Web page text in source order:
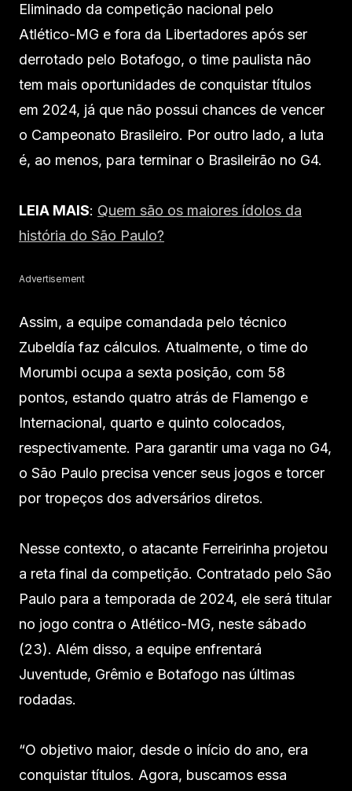
Eliminado da competição nacional pelo
Atlético-MG e fora da Libertadores após ser
derrotado pelo Botafogo, o time paulista não
tem mais oportunidades de conquistar títulos
em 2024, já que não possui chances de vencer
o Campeonato Brasileiro. Por outro lado, a luta
é, ao menos, para terminar o Brasileirão no G4.
LEIA MAIS: Quem são os maiores ídolos da
história do São Paulo?
Advertisement
Assim, a equipe comandada pelo técnico
Zubeldía faz cálculos. Atualmente, o time do
Morumbi ocupa a sexta posição, com 58
pontos, estando quatro atrás de Flamengo e
Internacional, quarto e quinto colocados,
respectivamente. Para garantir uma vaga no G4,
o São Paulo precisa vencer seus jogos e torcer
por tropeços dos adversários diretos.
Nesse contexto, o atacante Ferreirinha projetou
a reta final da competição. Contratado pelo São
Paulo para a temporada de 2024, ele será titular
no jogo contra o Atlético-MG, neste sábado
(23). Além disso, a equipe enfrentará
Juventude, Grêmio e Botafogo nas últimas
rodadas.
“O objetivo maior, desde o início do ano, era
conquistar títulos. Agora, buscamos essa